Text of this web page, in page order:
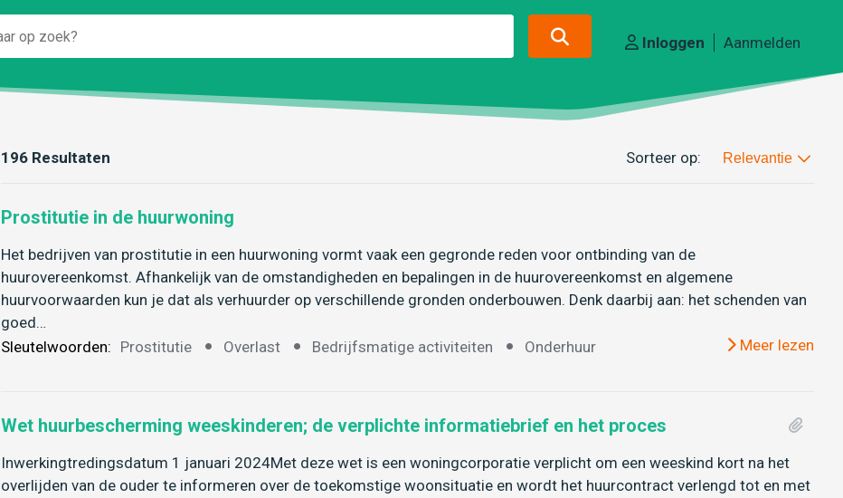
Inloggen Aanmelden
196 Resultaten Sorteer op: Relevantie
Prostitutie in de huurwoning
Het bedrijven van prostitutie in een huurwoning vormt vaak een gegronde reden voor ontbinding van de
huurovereenkomst. Afhankelijk van de omstandigheden en bepalingen in de huurovereenkomst en algemene
huurvoorwaarden kun je dat als verhuurder op verschillende gronden onderbouwen. Denk daarbij aan: het schenden van
goed…
Sleutelwoorden: Prostitutie Overlast Bedrijfsmatige activiteiten Onderhuur Meer lezen
Wet huurbescherming weeskinderen; de verplichte informatiebrief en het proces
Inwerkingtredingsdatum 1 januari 2024Met deze wet is een woningcorporatie verplicht om een weeskind kort na het
overlijden van de ouder te informeren over de toekomstige woonsituatie en wordt het huurcontract verlengd tot en met